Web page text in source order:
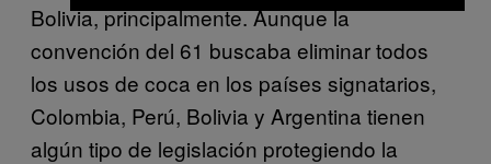
Bolivia, principalmente. Aunque la
convención del 61 buscaba eliminar todos
los usos de coca en los países signatarios,
Colombia, Perú, Bolivia y Argentina tienen
algún tipo de legislación protegiendo la